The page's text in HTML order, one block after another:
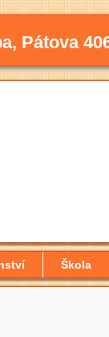
Pátova
Škola